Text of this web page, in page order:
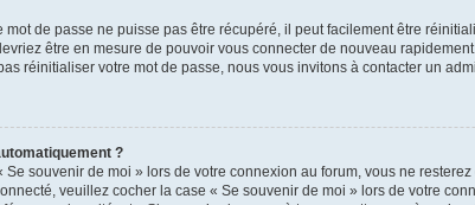
de passe ne puisse pas être récupéré, il peut facilement être
être en mesure de pouvoir vous connecter de nouveau rapidement.
réinitialiser votre mot de passe, nous vous invitons à contacter un
?
souvenir de moi » lors de votre connexion au forum, vous ne
veuillez cocher la case « Se souvenir de moi » lors de votre